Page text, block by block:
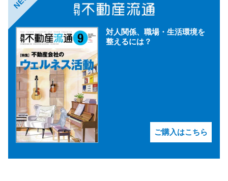
対人関係、職場・生活環境を
整えるには？
ご購入はこちら